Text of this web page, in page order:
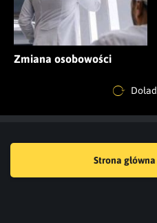
Zmiana osobowości
Strona główna